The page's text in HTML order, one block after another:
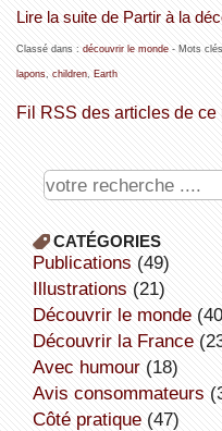
Lire la suite de Partir à la
Classé dans : découvrir le monde- Mots
lapons, children, Earth
Fil RSS des articles de ce
CATÉGORIES
publications (49)
illustrations (21)
découvrir le monde
découvrir la France
avec humour(18)
avis consommateurs
côté pratique(47)